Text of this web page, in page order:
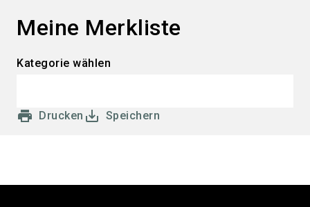
Services bestellen
Meine Merkliste
Kategorie wählen
print Drucken save_alt Speichern